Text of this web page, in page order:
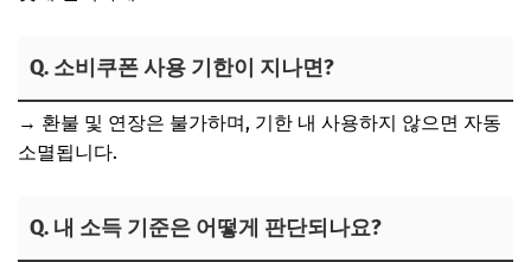
Q. 소비쿠폰 사용 기한이 지나면?
→ 환불 및 연장은 불가하며, 기한 내 사용하지 않으면 자동
소멸됩니다.
Q. 내 소득 기준은 어떻게 판단되나요?